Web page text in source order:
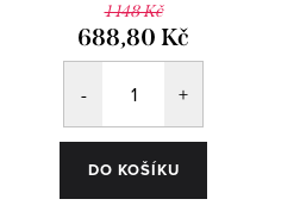
1 148 Kč
688,80 Kč
DO KOŠÍKU